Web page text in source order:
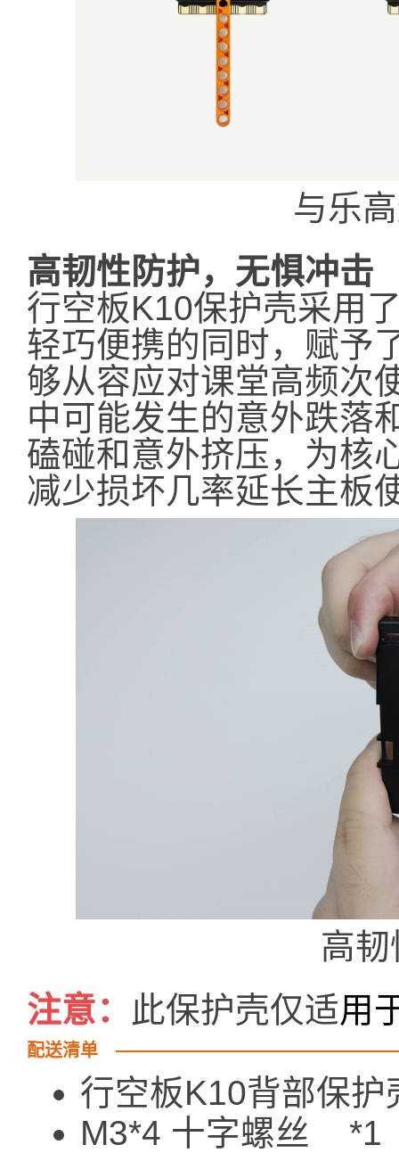
与乐
高韧性防护，无惧冲击​​
行空板K10保护壳采用
轻巧便携的同时，赋予
够从容应对课堂高频次
中可能发生的意外跌落
磕碰和意外挤压，为核
减少损坏几率延长主板
高
注意： 此保护壳仅适用
配送清单
行空板K10背部保
M3*4 十字螺丝 *1